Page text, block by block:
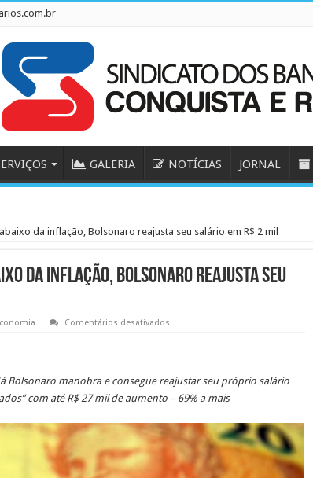
GALERIA NOTÍCIAS JORNAL
da inflação, Bolsonaro reajusta seu salário em R$ 2 mil
da inflação, Bolsonaro reajusta seu
Comentários desativados
inflação,
Bolsonaro
reajusta
salário
em
R$
mil
Bolsonaro manobra e consegue reajustar seu próprio salário
com até R$ 27 mil de aumento – 69% a mais